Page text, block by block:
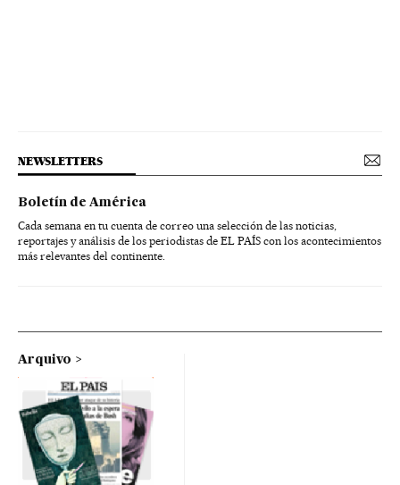
NEWSLETTERS
Boletín de América
Cada semana en tu cuenta de correo una selección de las noticias,
reportajes y análisis de los periodistas de EL PAÍS con los acontecimientos
más relevantes del continente.
Arquivo